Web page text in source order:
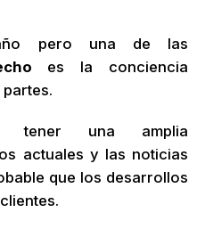
pero una de las
es la conciencia
tener una amplia
actuales y las noticias
que los desarrollos